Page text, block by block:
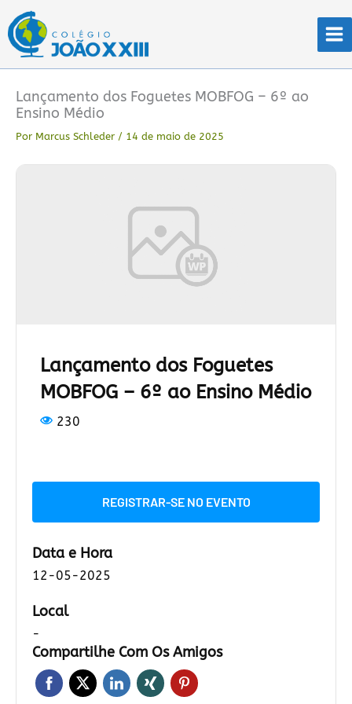
para
conteúdo
Lançamento dos Foguetes MOBFOG – 6º ao
Ensino Médio
Por Marcus Schleder / 14 de maio de 2025
Lançamento dos Foguetes
MOBFOG – 6º ao Ensino Médio
230
REGISTRAR-SE NO EVENTO
Data e Hora
12-05-2025
Local
-
Compartilhe Com Os Amigos